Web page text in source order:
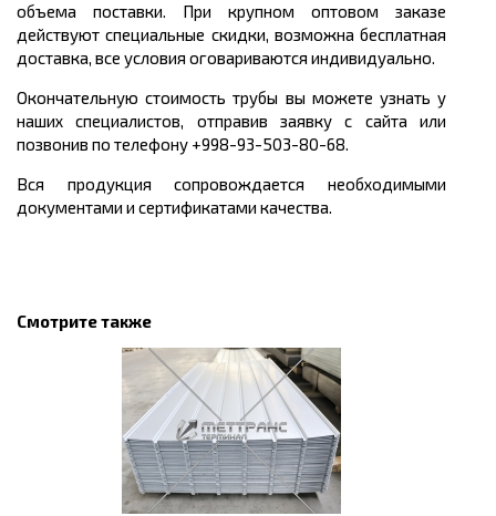
объема поставки. При крупном оптовом заказе
действуют специальные скидки, возможна бесплатная
доставка, все условия оговариваются индивидуально.
Окончательную стоимость трубы вы можете узнать у
наших специалистов, отправив заявку с сайта или
позвонив по телефону +998-93-503-80-68.
Вся продукция сопровождается необходимыми
документами и сертификатами качества.
Смотрите также